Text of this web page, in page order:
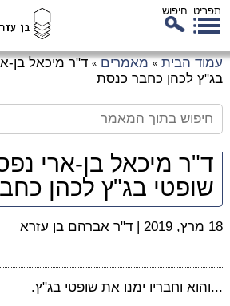
תפריט חיפוש
עמוד הבית » מאמרים » ד"ר מיכאל בן-
בג"ץ לכהן כחבר כנסת
ד"ר מיכאל בן-ארי
שופטי בג"ץ לכהן
18 מרץ, 2019 | ד"ר אברהם בן עזרא
...והוא וחבריו ימנו את שופטי בג"ץ.